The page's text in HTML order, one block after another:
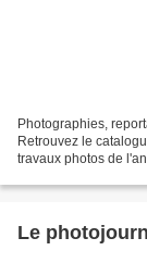
Photographies,
Retrouvez le
travaux photos de l'année 2024
Le